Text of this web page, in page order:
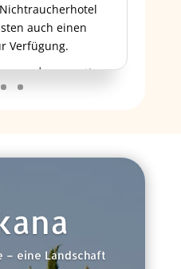
auch einen
Verfügung.
– eine Landschaft